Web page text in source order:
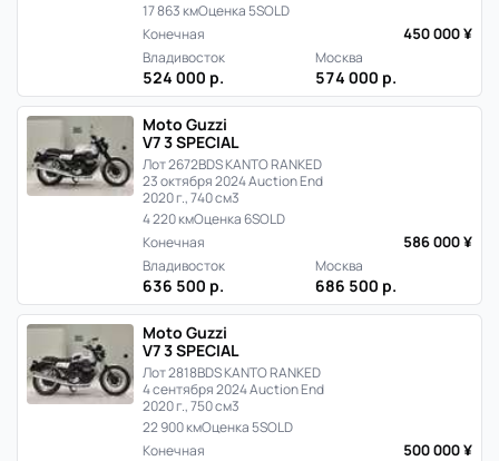
17 863 кмОценка 5SOLD
Конечная
450 000 ¥
Владивосток
524 000 р.
Москва
574 000 р.
Moto Guzzi
V7 3 SPECIAL
Лот 2672BDS KANTO RANKED
23 октября 2024 Auction End
2020 г., 740 см3
4 220 кмОценка 6SOLD
Конечная
586 000 ¥
Владивосток
636 500 р.
Москва
686 500 р.
Moto Guzzi
V7 3 SPECIAL
Лот 2818BDS KANTO RANKED
4 сентября 2024 Auction End
2020 г., 750 см3
22 900 кмОценка 5SOLD
Конечная
500 000 ¥